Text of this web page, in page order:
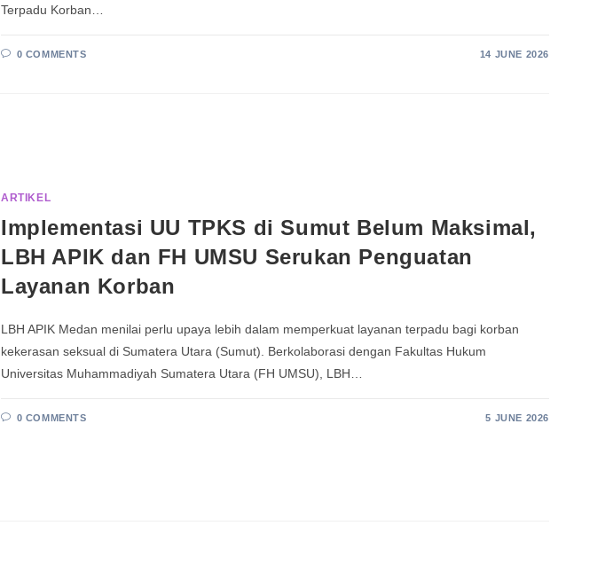
Terpadu Korban…
0 COMMENTS 14 JUNE 2026
ARTIKEL
Implementasi UU TPKS di Sumut Belum Maksimal,
LBH APIK dan FH UMSU Serukan Penguatan
Layanan Korban
LBH APIK Medan menilai perlu upaya lebih dalam memperkuat layanan terpadu bagi korban
kekerasan seksual di Sumatera Utara (Sumut). Berkolaborasi dengan Fakultas Hukum
Universitas Muhammadiyah Sumatera Utara (FH UMSU), LBH…
0 COMMENTS 5 JUNE 2026